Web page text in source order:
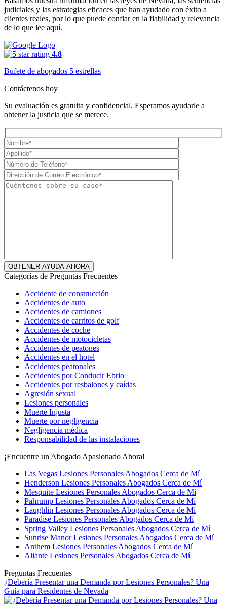
judiciales y las estrategias eficaces que han ayudado con éxito a
clientes reales, por lo que puede confiar en la fiabilidad y relevancia
de lo que lee aquí.
4.8
Bufete de abogados 5 estrellas
Contáctenos hoy
Su evaluación es gratuita y confidencial. Esperamos ayudarle a
obtener la justicia que se merece.
Categorías de Preguntas Frecuentes
Accidente de construcción
Accidentes de auto
Accidentes de camiones
Accidentes de carritos de golf
Accidentes de coche
Accidentes de motocicletas
Accidentes de peatones
Accidentes en el hotel
Accidentes peatonales
Accidentes por Conducir Ebrio
Accidentes por resbalones y caídas
Agresión sexual
Lesiones personales
Muerte Injusta
Muerte por negligencia
Negligencia médica
Responsabilidad de las instalaciones
¡Encuentre un Abogado Apasionado Ahora!
Las Vegas Lesiones Personales Abogados Cerca de Mí
Henderson Lesiones Personales Abogados Cerca de Mí
Mesquite Lesiones Personales Abogados Cerca de Mí
Pahrump Lesiones Personales Abogados Cerca de Mí
Laughlin Lesiones Personales Abogados Cerca de Mí
Paradise Lesiones Personales Abogados Cerca de Mí
Spring Valley Lesiones Personales Abogados Cerca de Mí
Sunrise Manor Lesiones Personales Abogados Cerca de Mí
Anthem Lesiones Personales Abogados Cerca de Mí
Aliante Lesiones Personales Abogados Cerca de Mí
Preguntas Frecuentes
¿Debería Presentar una Demanda por Lesiones Personales? Una
Guía para Residentes de Nevada